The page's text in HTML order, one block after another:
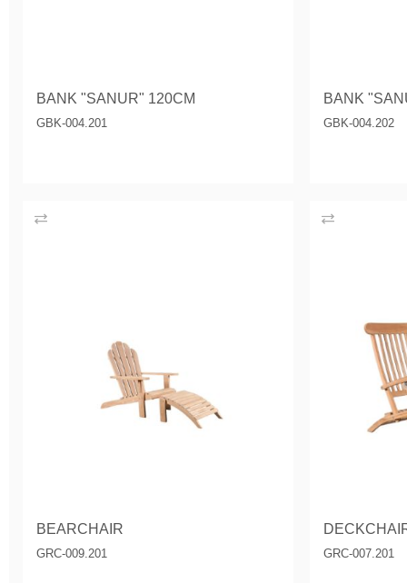
BANK "SANUR" 120CM
GBK-004.201
BANK
GBK-004.202
BEARCHAIR
GRC-009.201 GRC-007.201